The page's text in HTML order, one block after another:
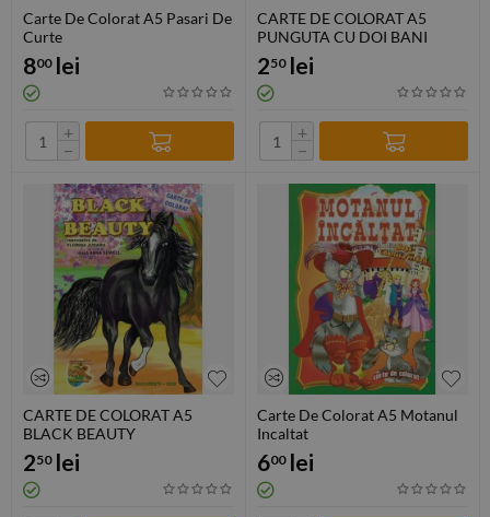
Carte De Colorat A5 Pasari De
Curte
800 lei
+
−
CARTE DE COLORAT A5
PUNGUTA CU DOI BANI
250 lei
+
−
CARTE DE COLORAT A5
BLACK BEAUTY
250 lei
Carte De Colorat A5 Motanul
Incaltat
600 lei